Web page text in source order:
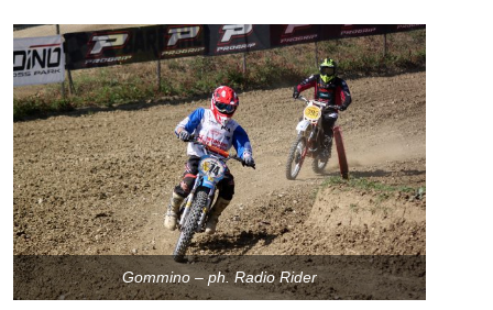
Gommino – ph. Radio Rider